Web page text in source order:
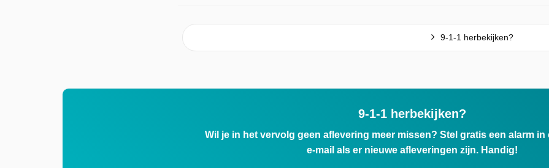
9-1-1 herbekijken?
9-1-1 herbekijken?
Wil je in het vervolg geen aflevering meer missen? Stel gratis een alarm in
e-mail als er nieuwe afleveringen zijn. Handig!